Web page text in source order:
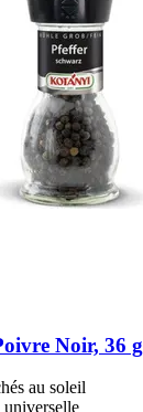
Noir, 36 g
au soleil